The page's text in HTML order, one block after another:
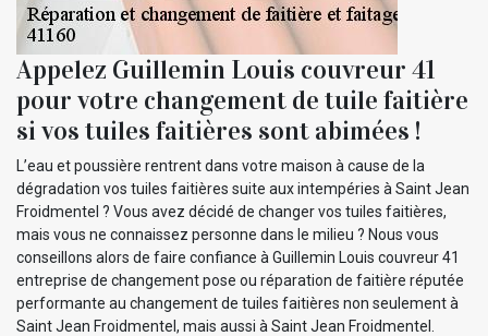
Appelez Guillemin Louis couvreur 41
pour votre changement de tuile faitière
si vos tuiles faitières sont abimées !
L’eau et poussière rentrent dans votre maison à cause de la
dégradation vos tuiles faitières suite aux intempéries à Saint Jean
Froidmentel ? Vous avez décidé de changer vos tuiles faitières,
mais vous ne connaissez personne dans le milieu ? Nous vous
conseillons alors de faire confiance à Guillemin Louis couvreur 41
entreprise de changement pose ou réparation de faitière réputée
performante au changement de tuiles faitières non seulement à
Saint Jean Froidmentel, mais aussi à Saint Jean Froidmentel.